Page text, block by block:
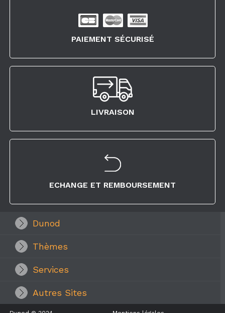
PAIEMENT SÉCURISÉ
LIVRAISON
ECHANGE ET REMBOURSEMENT
Dunod
Thèmes
Services
Autres Sites